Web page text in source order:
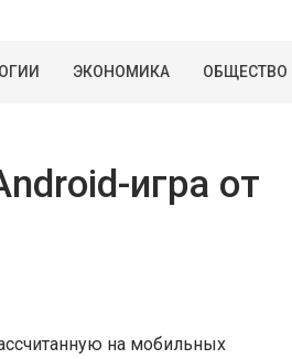
ЭКОНОМИКА ОБЩЕСТВО
игра от
на мобильных